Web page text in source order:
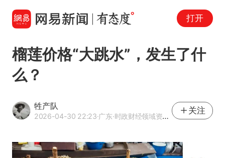
打开
榴莲价格“大跳水”，发生了什
么？
牲产队
2026-04-30 22:23·广东·时政财经领域资深作者、牲产队，队长手记公众号主笔
关注